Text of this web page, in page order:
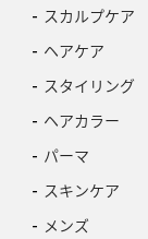
スカルプケア
ヘアケア
スタイリング
ヘアカラー
パーマ
スキンケア
メンズ